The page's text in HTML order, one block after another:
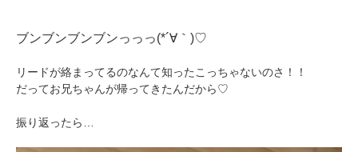
ブンブンブンブンっっっ(*´∀｀)♡
リードが絡まってるのなんて知ったこっちゃないのさ！！
だってお兄ちゃんが帰ってきたんだから♡
振り返ったら…